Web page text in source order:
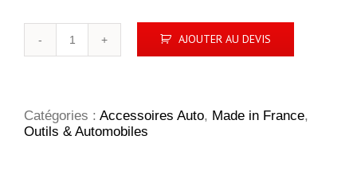
sans
rabat
AJOUTER AU DEVIS
Catégories : Accessoires Auto, Made in France,
Outils & Automobiles